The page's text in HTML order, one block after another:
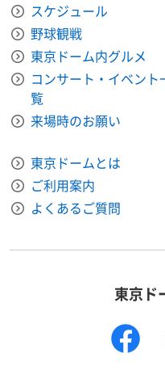
スケジュール
野球観戦
東京ドーム内グルメ
コンサート・イベント
覧
来場時のお願い
東京ドームとは
ご利用案内
よくあるご質問
東京ド